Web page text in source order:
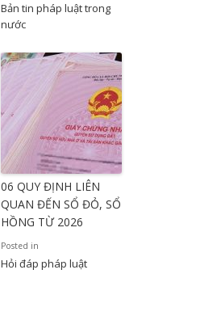
Bản tin pháp luật trong
nước
06 QUY ĐỊNH LIÊN
QUAN ĐẾN SỔ ĐỎ, SỔ
HỒNG TỪ 2026
Posted in
Hỏi đáp pháp luật